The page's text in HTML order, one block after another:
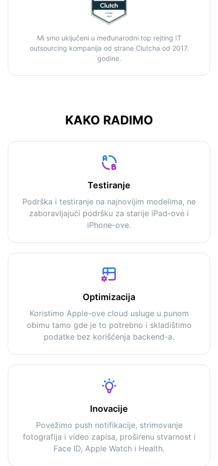
Mi smo uključeni u međunarodni top rejting IT
outsourcing kompanija od strane Clutcha od 2017.
godine.
KAKO RADIMO
Testiranje
Podrška i testiranje na najnovijim modelima, ne
zaboravljajući podršku za starije iPad-ove i
iPhone-ove.
Optimizacija
Koristimo Apple-ove cloud usluge u punom
obimu tamo gde je to potrebno i skladištimo
podatke bez korišćenja backend-a.
Inovacije
Povežimo push notifikacije, strimovanje
fotografija i video zapisa, proširenu stvarnost i
Face ID, Apple Watch i Health.